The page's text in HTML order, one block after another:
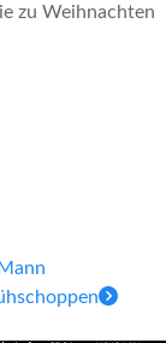
zu Weihnachten